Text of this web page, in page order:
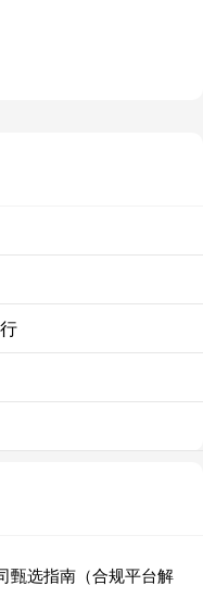
甄选指南（合规平台解